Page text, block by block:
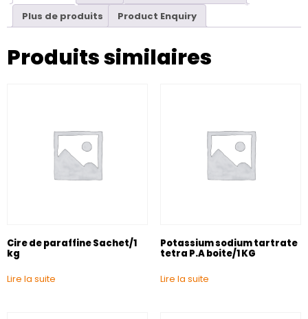
Plus de produits
Product Enquiry
Produits similaires
Cire de paraffine Sachet/1
kg
Lire la suite
Potassium sodium tartrate
tetra P.A boite/1 KG
Lire la suite